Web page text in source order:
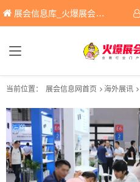
展会信息库_火爆展会网免费展会信息查询平台，提供专业会展服务！
当前位置： 展会信息网首页 海外展讯